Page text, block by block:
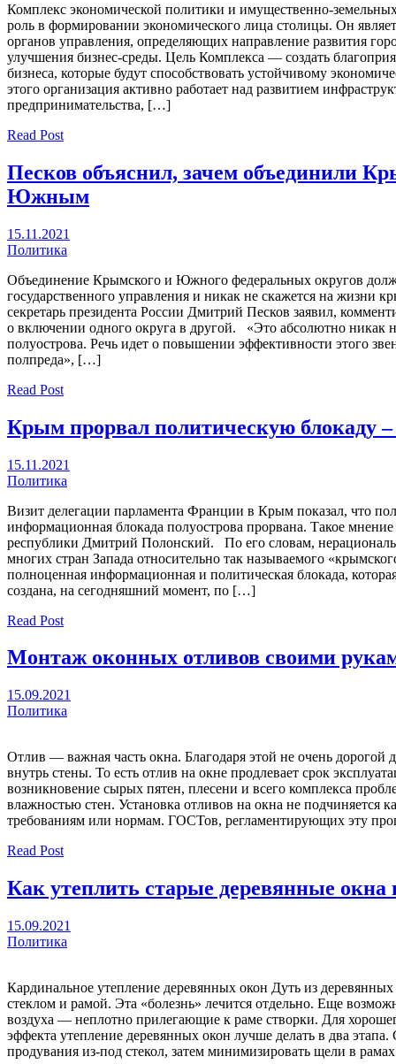
Комплекс экономической политики и имущественно-
роль в формировании экономического лица столицы. Он
органов управления, определяющих направление развития
улучшения бизнес-среды. Цель Комплекса — создать
бизнеса, которые будут способствовать устойчивому
этого организация активно работает над развитием
предпринимательства, […]
Read Post
Песков объяснил, зачем объединили
Южным
15.11.2021
Политика
Объединение Крымского и Южного федеральных округов
государственного управления и никак не скажется на жизни
секретарь президента России Дмитрий Песков заявил,
о включении одного округа в другой. «Это абсолютно никак
полуострова. Речь идет о повышении эффективности этого
полпреда», […]
Read Post
Крым прорвал политическую блокаду
15.11.2021
Политика
Визит делегации парламента Франции в Крым показал, что
информационная блокада полуострова прорвана. Такое
республики Дмитрий Полонский. По его словам,
многих стран Запада относительно так называемого
полноценная информационная и политическая блокада,
создана, на сегодняшний момент, по […]
Read Post
Монтаж оконных отливов своими
15.09.2021
Политика
Отлив — важная часть окна. Благодаря этой не очень дорогой
внутрь стены. То есть отлив на окне продлевает срок
возникновение сырых пятен, плесени и всего комплекса
влажностью стен. Установка отливов на окна не подчиняется
требованиям или нормам. ГОСТов, регламентирующих эту
Read Post
Как утеплить старые деревянные окна
15.09.2021
Политика
Кардинальное утепление деревянных окон Дуть из
стеклом и рамой. Эта «болезнь» лечится отдельно. Еще
воздуха — неплотно прилегающие к раме створки. Для
эффекта утепление деревянных окон лучше делать в два этапа.
продувания из-под стекол, затем минимизировать щели в